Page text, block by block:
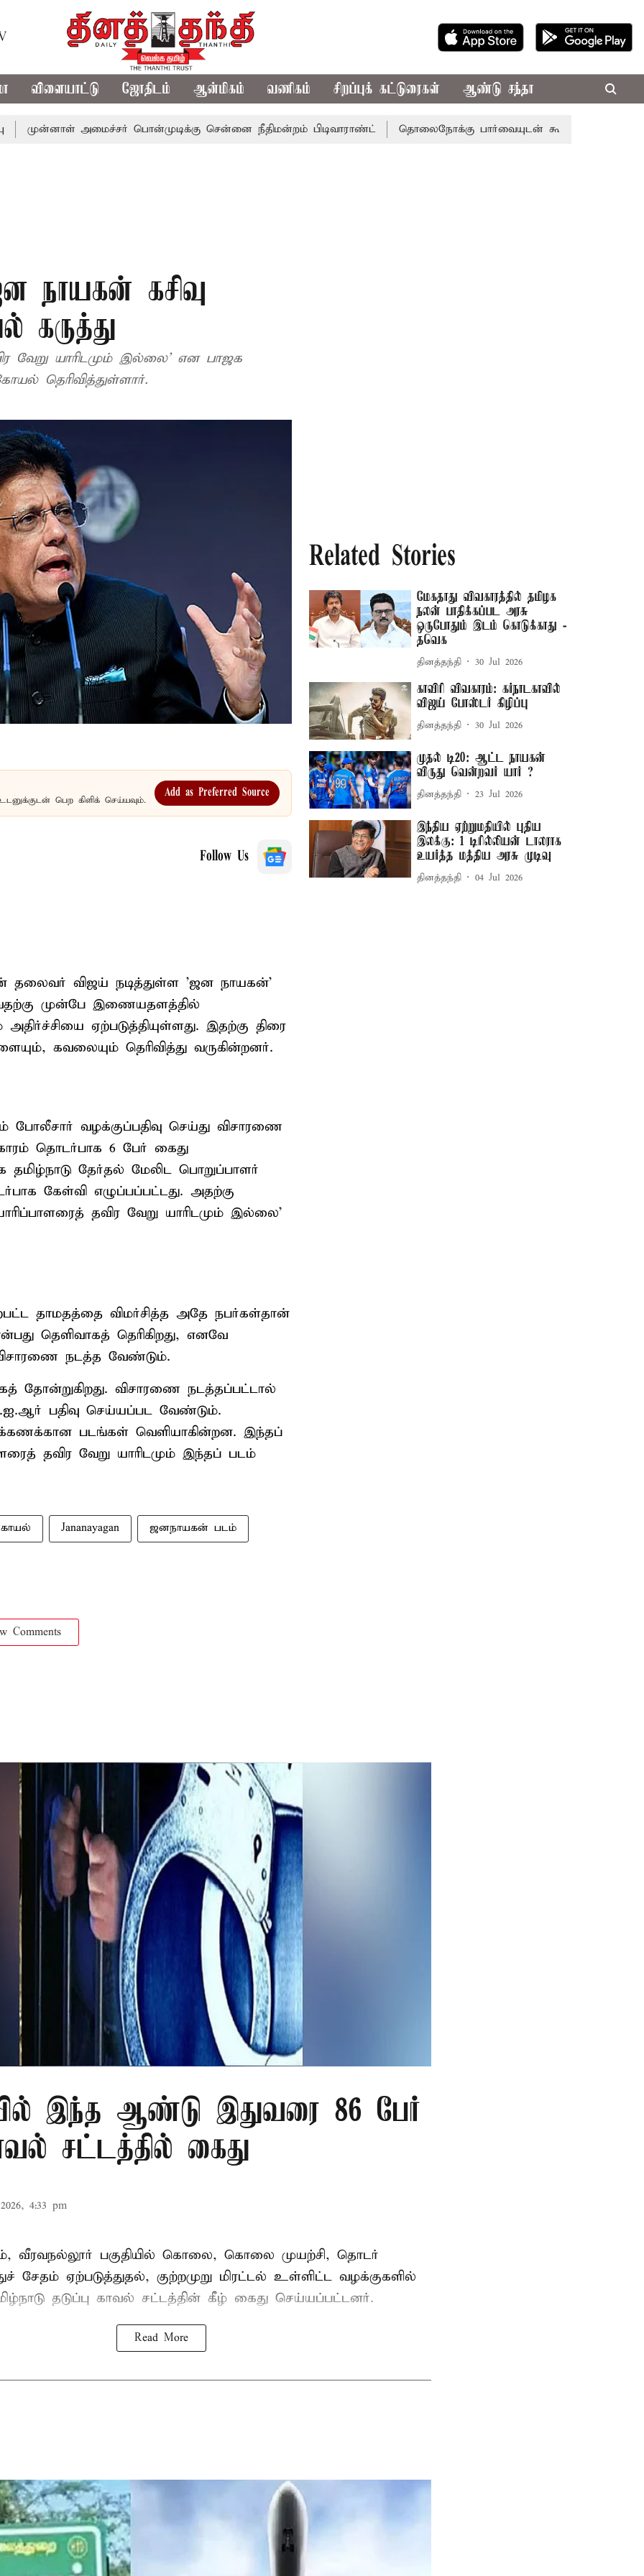
விளையாட்டு ஜோதிடம் ஆன்மிகம் வணிகம் சிறப்புக் கட்டுரைகள் ஆண்டு சந்தா
அமைச்சர் பொன்முடிக்கு சென்னை நீதிமன்றம் பிடிவாராண்ட் தொலைநோக்கு பார்வையுடன் கூடிய வேளாண் பட்ஜெட்:
நாயகன் கசிவு
கருத்து
வேறு யாரிடமும் இல்லை’ என பாஜக
தெரிவித்துள்ளார்.
பெற கிளிக் செய்யவும்.
Add as Preferred Source
Follow Us
தலைவர் விஜய் நடித்துள்ள 'ஜன நாயகன்'
முன்பே இணையதளத்தில்
ஏற்படுத்தியுள்ளது. இதற்கு திரை
கவலையும் தெரிவித்து வருகின்றனர்.
வழக்குப்பதிவு செய்து விசாரணை
தொடர்பாக 6 பேர் கைது
தேர்தல் மேலிட பொறுப்பாளர்
கேள்வி எழுப்பப்பட்டது. அதற்கு
தவிர வேறு யாரிடமும் இல்லை’
தாமதத்தை விமர்சித்த அதே நபர்கள்தான்
தெளிவாகத் தெரிகிறது, எனவே
நடத்த வேண்டும்.
தோன்றுகிறது. விசாரணை நடத்தப்பட்டால்
பதிவு செய்யப்பட வேண்டும்.
படங்கள் வெளியாகின்றன. இந்தப்
தவிர வேறு யாரிடமும் இந்தப் படம்
Jananayagan ஜனநாயகன் படம்
Comments
Related Stories
மேகதாது விவகாரத்தில் தமிழக
நலன் பாதிக்கப்பட அரசு
ஒருபோதும் இடம் கொடுக்காது -
தவெக
தினத்தந்தி 30 Jul 2026
காவிரி விவகாரம்: கர்நாடகாவில்
விஜய் போஸ்டர் கிழிப்பு
தினத்தந்தி 30 Jul 2026
முதல் டி20: ஆட்ட நாயகன்
விருது வென்றவர் யார் ?
தினத்தந்தி 23 Jul 2026
இந்திய ஏற்றுமதியில் புதிய
இலக்கு: 1 டிரில்லியன் டாலராக
உயர்த்த மத்திய அரசு முடிவு
தினத்தந்தி 04 Jul 2026
இந்த ஆண்டு இதுவரை 86 பேர்
சட்டத்தில் கைது
4:33 pm
வீரவநல்லூர் பகுதியில் கொலை, கொலை முயற்சி, தொடர்
சேதம் ஏற்படுத்துதல், குற்றமுறு மிரட்டல் உள்ளிட்ட வழக்குகளில்
தடுப்பு காவல் சட்டத்தின் கீழ் கைது செய்யப்பட்டனர்.
Read More